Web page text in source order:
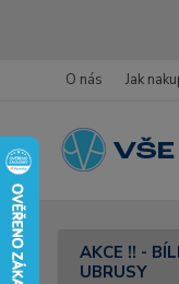
O nás Jak
AKCE !! -
UBRUSY